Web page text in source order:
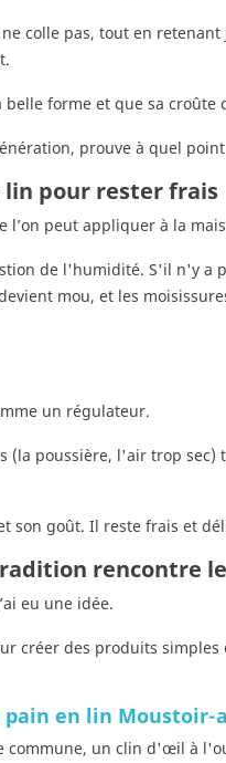
colle pas, tout en
forme et que sa croûte
prouve à quel
lin pour rester frais
l’on peut appliquer à la
de l'humidité. S'il n'y a
mou, et les
un régulateur.
(la poussière, l'air trop sec)
son goût. Il reste frais et
rencontre
eu une idée.
créer des produits
pain en lin Moustoir-
commune, un clin d'œil à